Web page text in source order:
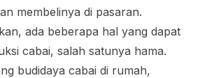
membelinya di pasaran.
ada beberapa hal yang dapat
cabai, salah satunya hama.
budidaya cabai di rumah,